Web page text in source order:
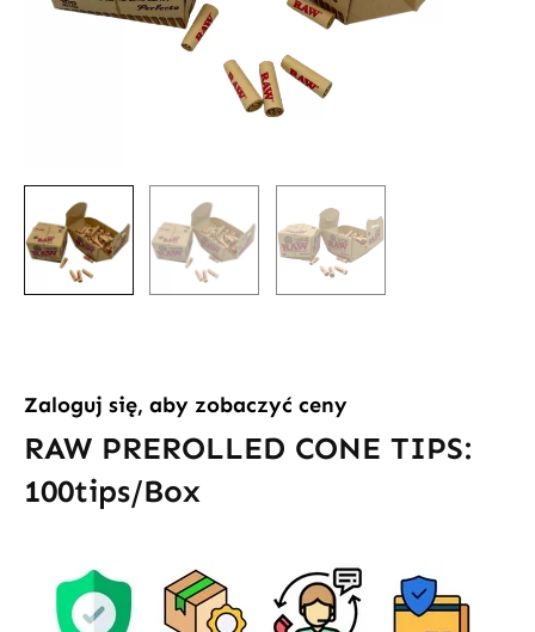
Zaloguj się, aby zobaczyć ceny
RAW PREROLLED CONE TIPS:
100tips/Box